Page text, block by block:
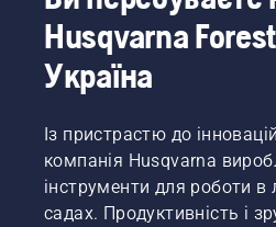
Husqvarna
Україна
Із пристрастю до
компанія Husqvarna
інструменти для роботи в
садах. Продуктивність і